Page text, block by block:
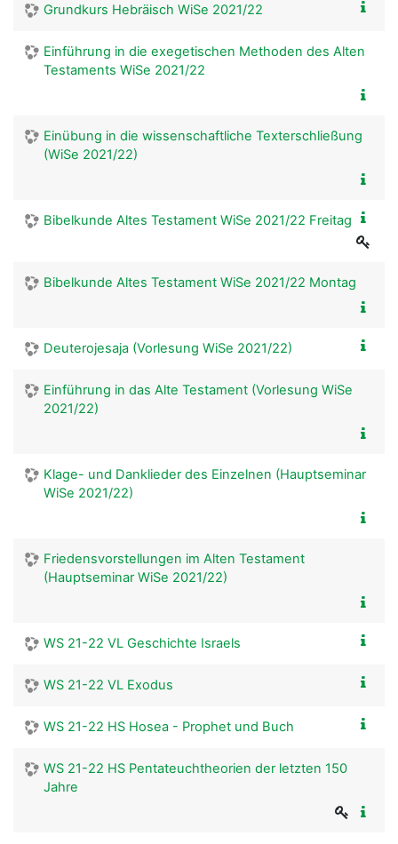
Grundkurs Hebräisch WiSe 2021/22
Einführung in die exegetischen Methoden des Alten
Testaments WiSe 2021/22
Einübung in die wissenschaftliche Texterschließung
(WiSe 2021/22)
Bibelkunde Altes Testament WiSe 2021/22 Freitag
Bibelkunde Altes Testament WiSe 2021/22 Montag
Deuterojesaja (Vorlesung WiSe 2021/22)
Einführung in das Alte Testament (Vorlesung WiSe
2021/22)
Klage- und Danklieder des Einzelnen (Hauptseminar
WiSe 2021/22)
Friedensvorstellungen im Alten Testament
(Hauptseminar WiSe 2021/22)
WS 21-22 VL Geschichte Israels
WS 21-22 VL Exodus
WS 21-22 HS Hosea - Prophet und Buch
WS 21-22 HS Pentateuchtheorien der letzten 150
Jahre